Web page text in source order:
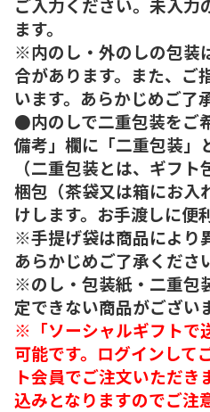
ご入力ください。未入力
ます。
※内のし・外のしの包装
合があります。また、ご
います。あらかじめご了
●内のしで二重包装をご
備考」欄に「二重包装」
（二重包装とは、ギフ
梱包（茶袋又は箱にお入
けします。お手渡しに便
※手提げ袋は商品により
あらかじめご了承くださ
※のし・包装紙・二重包
定できない商品がござい
※「ソーシャルギフトで
可能です。ログインして
ト会員でご注文いただき
込みとなりますのでご注